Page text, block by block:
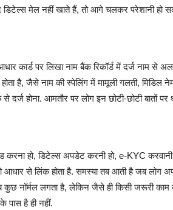
मेल नहीं खाते हैं, तो आगे चलकर परेशानी हो
पर लिखा नाम बैंक रिकॉर्ड में दर्ज नाम से
है, जैसे नाम की स्पेलिंग में मामूली गलती, मिडिल
होना. आमतौर पर लोग इन छोटी-छोटी बातों पर
हो, डिटेल्स अपडेट करनी हो, e-KYC करवानी
आधार से लिंक होता है. समस्या तब आती है जब लोग
नॉर्मल लगता है, लेकिन जैसे ही किसी जरूरी काम
है ही नहीं.